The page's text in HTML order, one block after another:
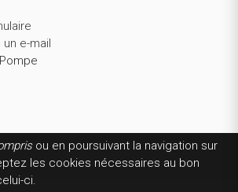
ou en poursuivant la navigation sur
les cookies nécessaires au bon
ci.
e-mail